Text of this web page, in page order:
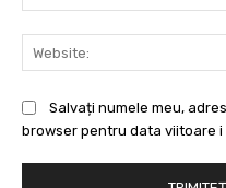
Salvați numele meu,
browser pentru data viitoare i